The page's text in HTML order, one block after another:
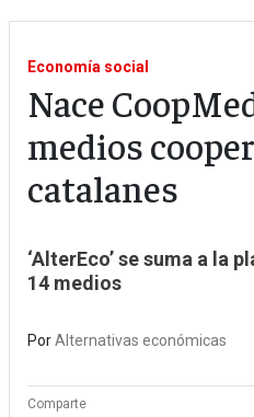
Economía social
Nace
medios
catalanes
‘AlterEco’ se suma a la
14 medios
PorAlternativas económicas
Comparte